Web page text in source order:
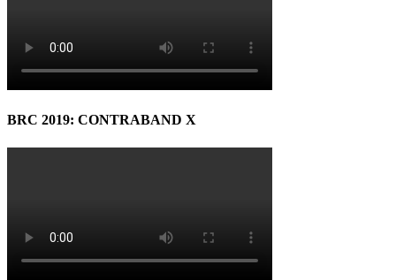
BRC 2019: CONTRABAND X